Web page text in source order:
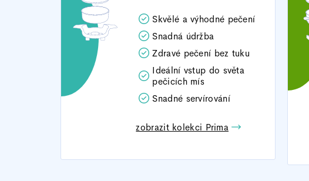
Skvělé a výhodné pečení
Snadná údržba
Zdravé pečení bez tuku
Ideální vstup do světa
pečicích mís
Snadné servírování
zobrazit kolekci Prima